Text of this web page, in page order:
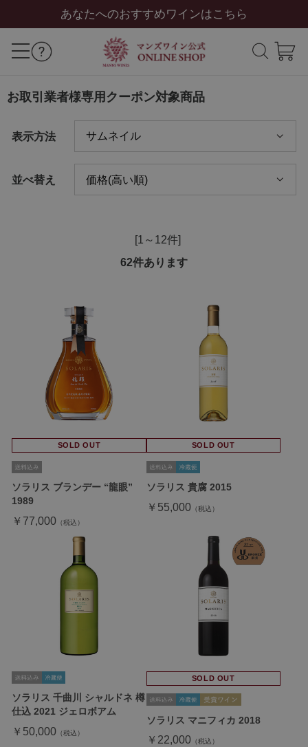
あなたへのおすすめワインはこちら
お取引業者様専用クーポン対象商品
表示方法
並べ替え
[1～12件]
62件あります
SOLD OUT
ソラリス ブランデー “龍眼”
1989
￥77,000
SOLD OUT
ソラリス 貴腐 2015
￥55,000
ソラリス 千曲川 シャルドネ 樽
仕込 2021 ジェロボアム
￥50,000
SOLD OUT
ソラリス マニフィカ 2018
￥22,000